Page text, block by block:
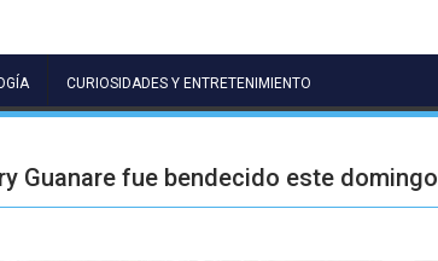
CURIOSIDADES Y ENTRETENIMIENTO
Guanare fue bendecido este domingo